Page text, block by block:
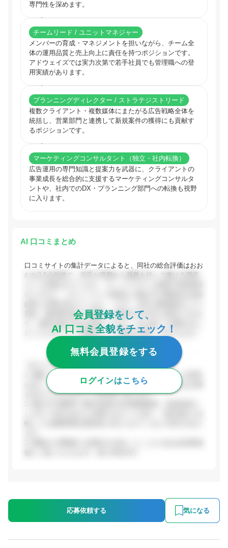
専門性を深めます。
チームリード / ユニットマネジャー
メンバーの育成・マネジメントを担いながら、チーム全
体の運用品質と売上向上に責任を持つポジションです。
アドウェイズでは実力次第で若手社員でも管理職への登
用実績があります。
プランニングディレクター / ストラテジストリード
複数クライアント・複数媒体にまたがる広告戦略全体を
統括し、営業部門と連携して新規案件の獲得にも貢献す
るポジションです。
マーケティングコンサルタント（独立・社内転換）
広告運用の専門知識と提案力を武器に、クライアントの
事業成長を総合的に支援するマーケティングコンサルタ
ントや、社内でのDX・プランニング部門への転換も視野
に入ります。
AI 口コミまとめ
口コミサイトの集計データによると、同社の総合評価はおお
むね3.5点前後で、若手が早期から裁量を持って働ける環境
的高い評価を受けています。一方で、近年の業績悪化により
昇給・福利厚生面での改善への期待を示す声も見受けられま
す。成果主義の文化が根付いており、自ら動いて成果を出し
たい人に向いている職場という評価が共通して見られます。
【ポジティブな評価】
1. 裁量・成長環境: 若手社員でも実力次第で管理職への登用
があり、スピード感ある意思決定の中で早期に責任ある仕事
を任せてもらえるという声が多くあります。
会員登録をして、
AI 口コミ全貌をチェック！
無料会員登録をする
ログインはこちら
応募依頼する 気になる